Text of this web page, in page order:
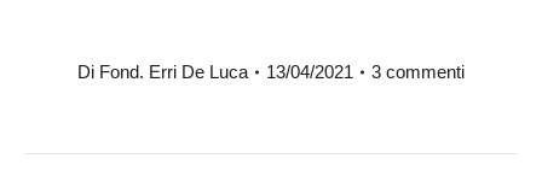
Di Fond. Erri De Luca 13/04/2021 3 commenti